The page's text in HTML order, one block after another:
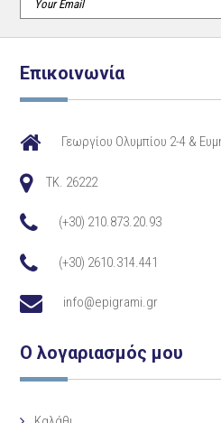
Επικοινωνία
Γεωργίου Ολυμπίου 2-4 &
TK. 26222
(+30) 210.873.20.93
(+30) 2610.314.441
info@epigrami.gr
Ο λογαριασμός μου